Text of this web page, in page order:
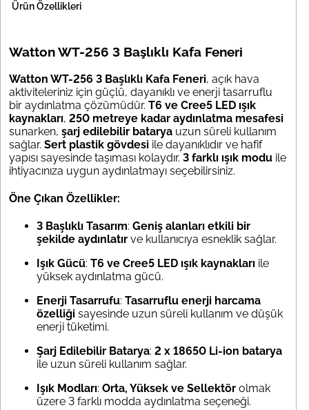
Ürün Özellikleri
Watton WT-256 3 Başlıklı Kafa Feneri
Watton WT-256 3 Başlıklı Kafa Feneri, açık hava
aktiviteleriniz için güçlü, dayanıklı ve enerji tasarruflu
bir aydınlatma çözümüdür. T6 ve Cree5 LED ışık
kaynakları, 250 metreye kadar aydınlatma mesafesi
sunarken, şarj edilebilir batarya uzun süreli kullanım
sağlar. Sert plastik gövdesi ile dayanıklıdır ve hafif
yapısı sayesinde taşıması kolaydır. 3 farklı ışık modu ile
ihtiyacınıza uygun aydınlatmayı seçebilirsiniz.
Öne Çıkan Özellikler:
3 Başlıklı Tasarım: Geniş alanları etkili bir
şekilde aydınlatır ve kullanıcıya esneklik sağlar.
Işık Gücü: T6 ve Cree5 LED ışık kaynakları ile
yüksek aydınlatma gücü.
Enerji Tasarrufu: Tasarruflu enerji harcama
özelliği sayesinde uzun süreli kullanım ve düşük
enerji tüketimi.
Şarj Edilebilir Batarya: 2 x 18650 Li-ion batarya
ile uzun süreli kullanım sağlar.
Işık Modları: Orta, Yüksek ve Sellektör olmak
üzere 3 farklı modda aydınlatma seçeneği.